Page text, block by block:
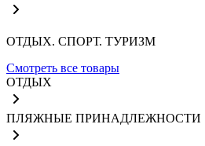
ОТДЫХ. СПОРТ. ТУРИЗМ
Смотреть все товары
ОТДЫХ
ПЛЯЖНЫЕ ПРИНАДЛЕЖНОСТИ